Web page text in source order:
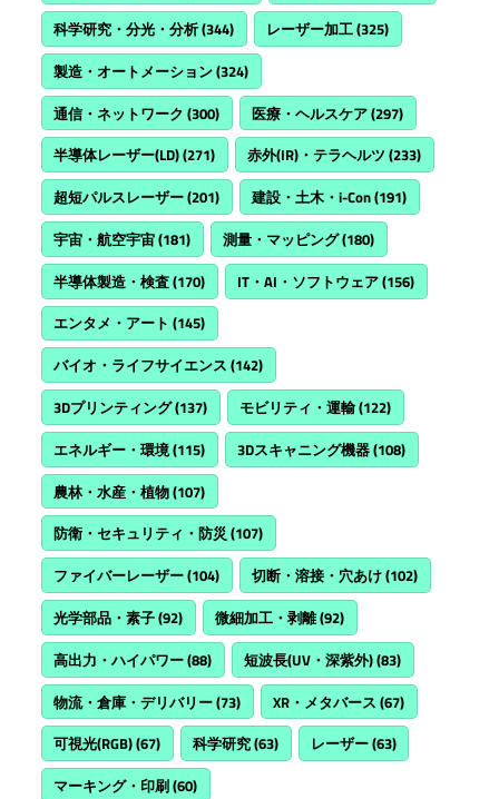
科学研究・分光・分析(344) レーザー加工(325)
製造・オートメーション(324)
通信・ネットワーク (300) 医療・ヘルスケア(297)
半導体レーザー(LD)(271) 赤外(IR)・テラヘルツ (233)
超短パルスレーザー(201) 建設・土木・i-Con(191)
宇宙・航空宇宙(181) 測量・マッピング(180)
半導体製造・検査(170) IT・AI・ソフトウェア(156)
エンタメ・アート (145)
バイオ・ライフサイエンス (142)
3Dプリンティング(137) モビリティ・運輸(122)
エネルギー・環境(115) 3Dスキャニング機器(108)
農林・水産・植物(107)
防衛・セキュリティ・防災(107)
ファイバーレーザー(104) 切断・溶接・穴あけ(102)
光学部品・素子(92) 微細加工・剥離(92)
高出力・ハイパワー(88) 短波長(UV・深紫外)(83)
物流・倉庫・デリバリー(73) XR・メタバース (67)
可視光(RGB)(67) 科学研究(63) レーザー(63)
マーキング・印刷(60)